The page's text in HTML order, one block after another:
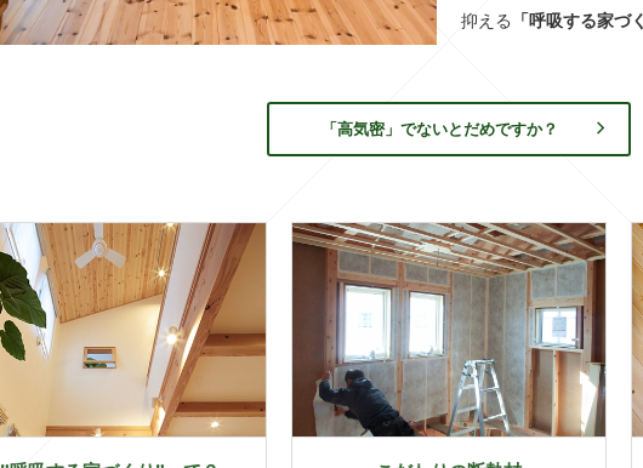
抑える
「呼吸する家づ
「高気密」でないとだめですか？